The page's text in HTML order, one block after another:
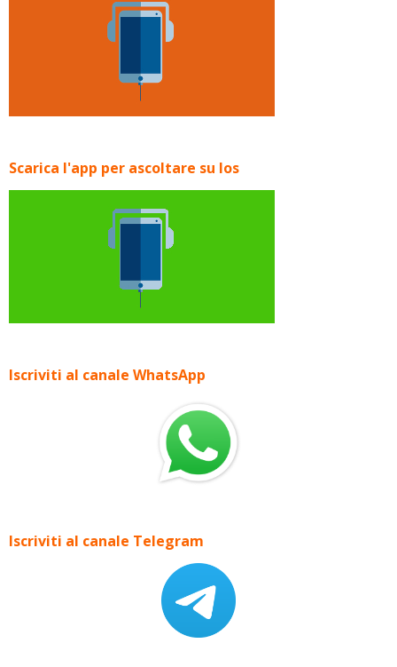
Scarica l'app per ascoltare su Ios
Iscriviti al canale WhatsApp
Iscriviti al canale Telegram